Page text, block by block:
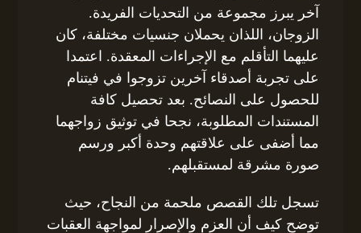
آخر يبرز مجموعة من التحديات الفريدة.
الزوجان، اللذان يحملان جنسيات مختلفة، كان
عليهما التأقلم مع الإجراءات المعقدة. اعتمدا
على تجربة أصدقاء آخرين تزوجوا في فيتنام
للحصول على النصائح. بعد تحصيل كافة
المستندات المطلوبة، نجحا في توثيق زواجهما
مما أضفى على علاقتهم وحدة أكبر ورسم
صورة مشرقة لمستقبلهم.
تسجل تلك القصص ملحمة من النجاح، حيث
توضح كيف أن العزم والإصرار لمواجهة العقبات